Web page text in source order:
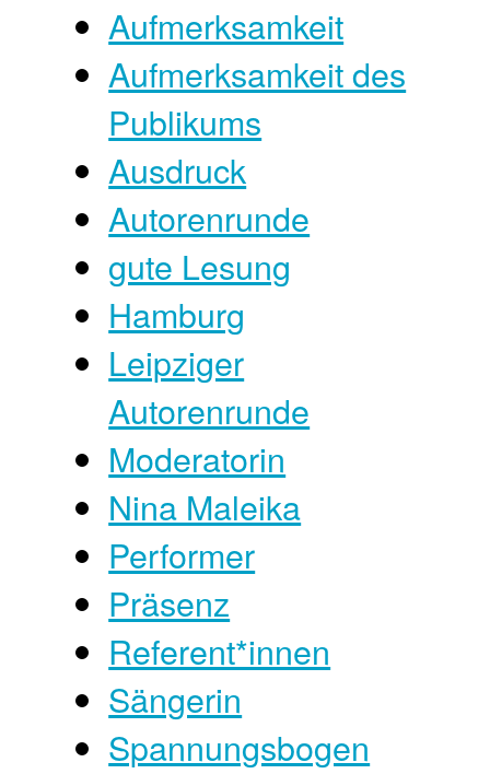
Aufmerksamkeit
Aufmerksamkeit des
Publikums
Ausdruck
Autorenrunde
gute Lesung
Hamburg
Leipziger
Autorenrunde
Moderatorin
Nina Maleika
Performer
Präsenz
Referent*innen
Sängerin
Spannungsbogen